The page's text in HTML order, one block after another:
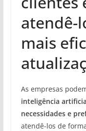
atendê-
mais
As empresas
inteligência
necessidades e
atendê-los de